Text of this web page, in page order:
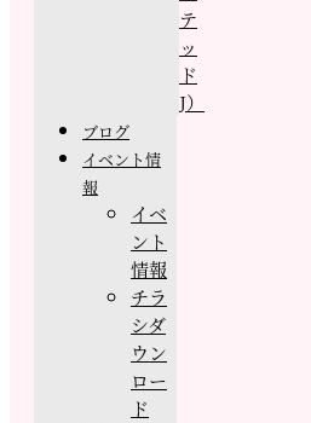
テ
ッ
ド
J）
ブログ
イベント情
報
イベ
ント
情報
チラ
シダ
ウン
ロー
ド